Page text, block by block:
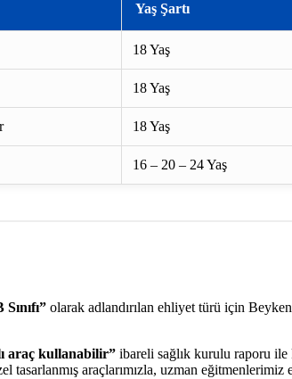
Yaş Şartı
18 Yaş
18 Yaş
18 Yaş
16 – 20 – 24 Yaş
olarak adlandırılan ehliyet türü için
araç kullanabilir” ibareli sağlık kurulu raporu
araçlarımızla, uzman